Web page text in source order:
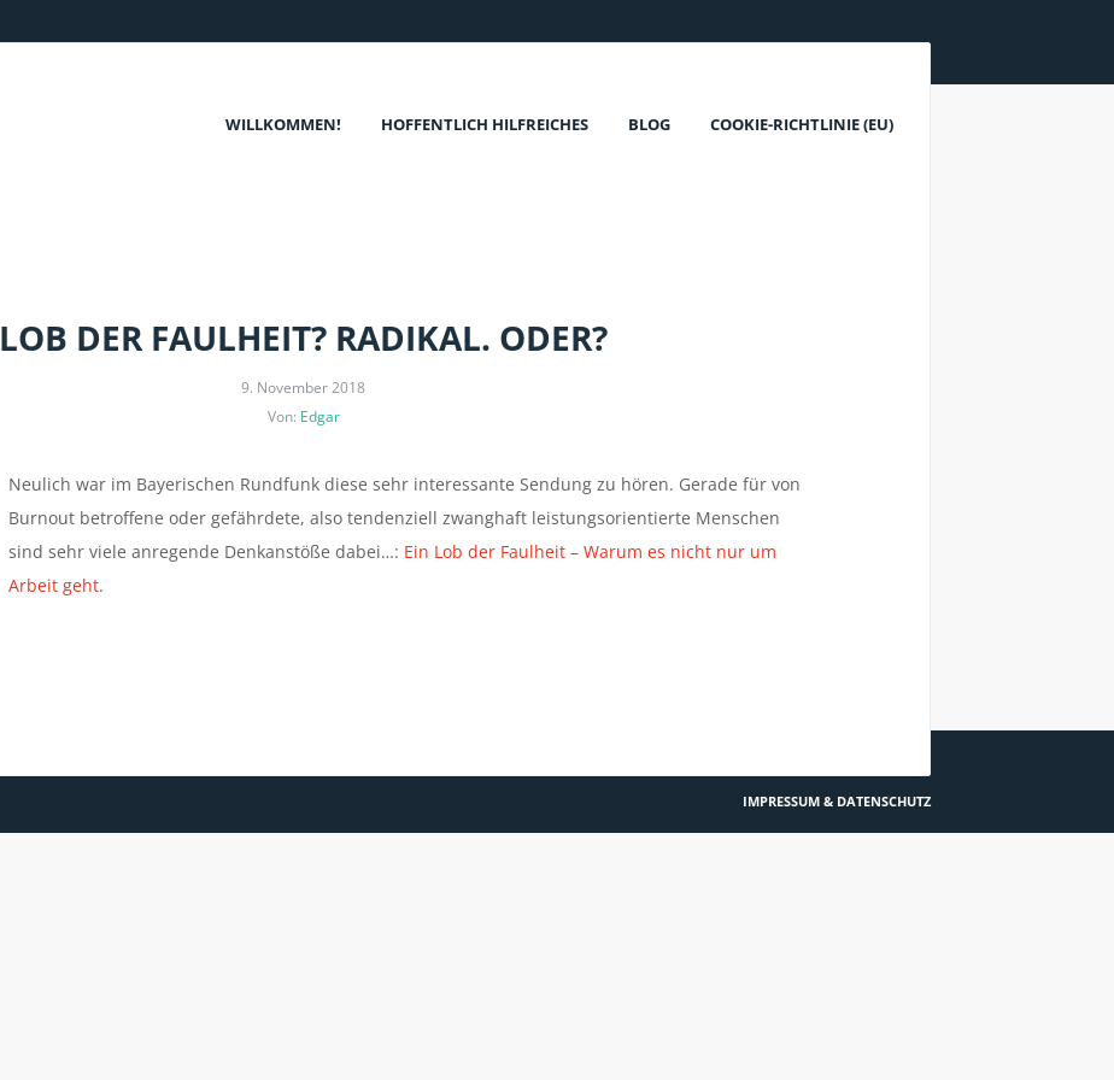
WILLKOMMEN! HOFFENTLICH HILFREICHES BLOG COOKIE-RICHTLINIE (EU)
LOB DER FAULHEIT? RADIKAL. ODER?
9. November 2018
Von: Edgar
Neulich war im Bayerischen Rundfunk diese sehr interessante Sendung zu hören. Gerade für von
Burnout betroffene oder gefährdete, also tendenziell zwanghaft leistungsorientierte Menschen
sind sehr viele anregende Denkanstöße dabei…: Ein Lob der Faulheit – Warum es nicht nur um
Arbeit geht.
IMPRESSUM & DATENSCHUTZ